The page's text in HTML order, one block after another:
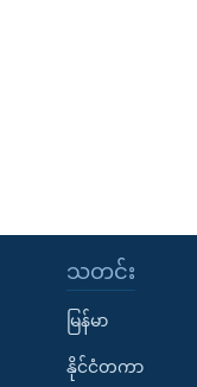
သတင်း
မြန်မာ
နိုင်ငံတကာ